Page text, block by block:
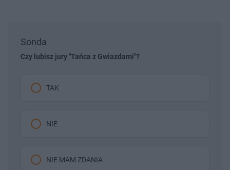
Sonda
Czy lubisz jury "Tańca z Gwiazdami"?
TAK
NIE
NIE MAM ZDANIA